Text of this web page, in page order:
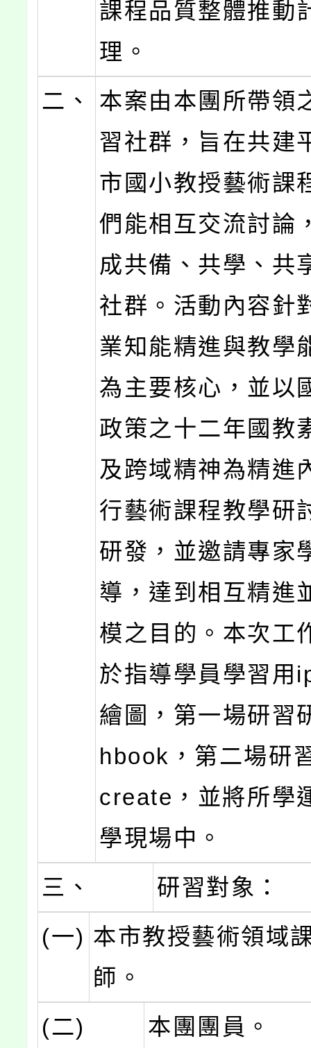
課程品質整體推動
理。
二、
本案由本團所帶領
習社群，旨在共建
市國小教授藝術課
們能相互交流討論
成共備、共學、共
社群。活動內容針
業知能精進與教學
為主要核心，並以
政策之十二年國教
及跨域精神為精進
行藝術課程教學研
研發，並邀請專家
導，達到相互精進
模之目的。本次工
於指導學員學習用
繪圖，第一場研習
hbook，第二場研
create，並將所學
學現場中。
三、
研習對象：
(一) 本市教授藝術領域
師。
(二)
本團團員。